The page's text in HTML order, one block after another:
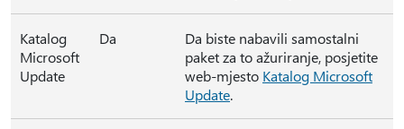
Katalog
Microsoft
Update
Da
Da biste nabavili samostalni
paket za to ažuriranje, posjetite
web-mjesto Katalog Microsoft
Update.